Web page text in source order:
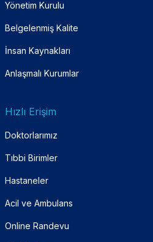
Yönetim Kurulu
Belgelenmiş Kalite
İnsan Kaynakları
Anlaşmalı Kurumlar
Hızlı Erişim
Doktorlarımız
Tıbbi Birimler
Hastaneler
Acil ve Ambulans
Online Randevu